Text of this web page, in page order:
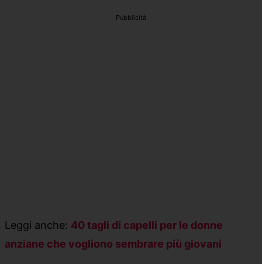
Pubblicità
Leggi anche: 40 tagli di capelli per le donne
anziane che vogliono sembrare più giovani